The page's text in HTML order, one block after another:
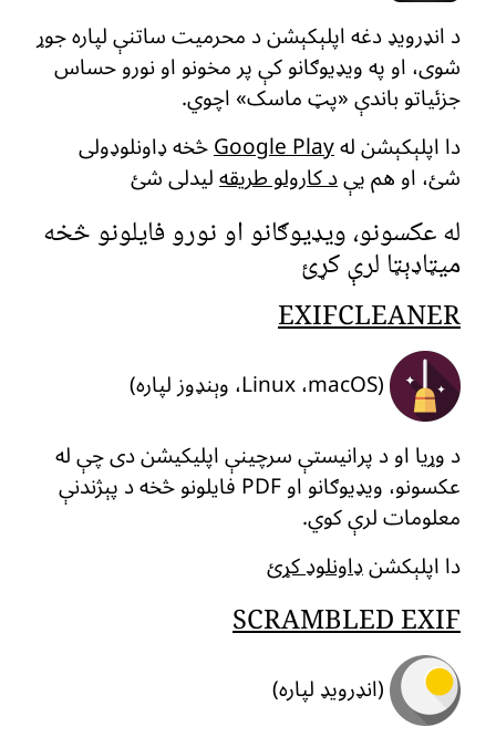
د انډرویډ دغه اپلېکېشن د محرمیت ساتنې لپاره جوړ
شوی، او په ویډیوګانو کې پر مخونو او نورو حساس
جزئیاتو باندې «پټ ماسک» اچوي.
دا اپلېکېشن لهGoogle Play څخه ډاونلوډولی
شئ، او هم یېد کارولو طریقه لیدلی شئ
له عکسونو، ویډیوګانو او نورو فایلونو څخه
میټاډېټا لرې کړئ
EXIFCLEANER
(Linux ،macOS، وېنډوز لپاره)
د وړیا او د پرانیستې سرچینې اپلیکیشن دی چې له
عکسونو، ویډیوګانو او PDF فایلونو څخه د پېژندنې
معلومات لرې کوي.
دا اپلېکشنډاونلوډ کړئ
SCRAMBLED EXIF
(انډرویډ لپاره)